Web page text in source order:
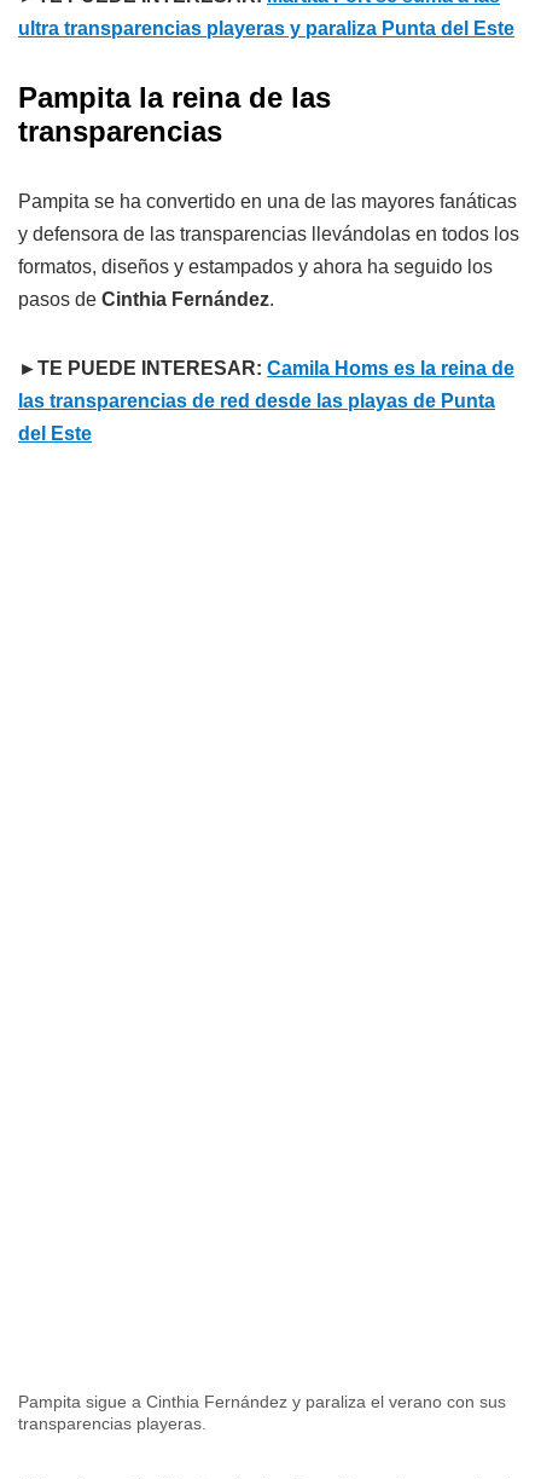
ultra transparencias playeras y paraliza Punta del Este
Pampita la reina de las
transparencias
Pampita se ha convertido en una de las mayores fanáticas
y defensora de las transparencias llevándolas en todos los
formatos, diseños y estampados y ahora ha seguido los
pasos de Cinthia Fernández.
►TE PUEDE INTERESAR: Camila Homs es la reina de
las transparencias de red desde las playas de Punta
del Este
Pampita sigue a Cinthia Fernández y paraliza el verano con sus
transparencias playeras.